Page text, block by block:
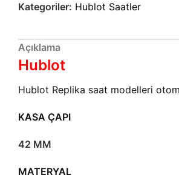
Kategoriler: Hublot Saatler
Açıklama
Hublot
Hublot Replika saat modelleri
KASA ÇAPI
42 MM
MATERYAL